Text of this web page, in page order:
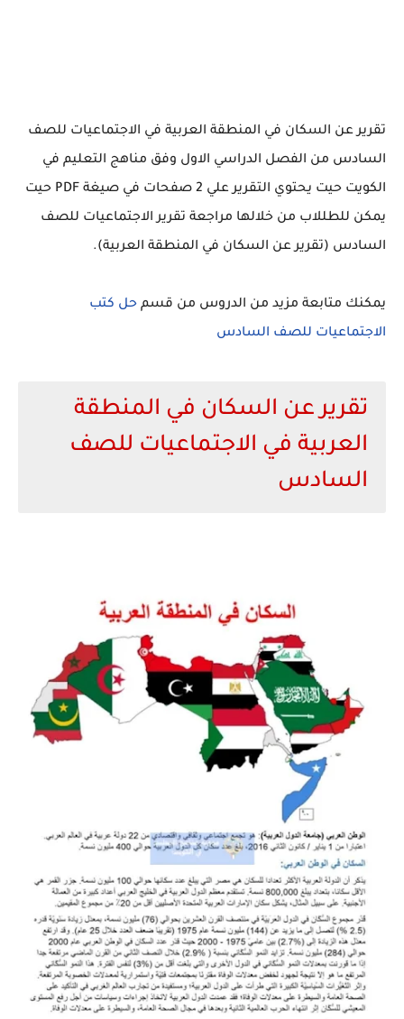
تقرير عن السكان في المنطقة العربية في الاجتماعيات للصف
السادس من الفصل الدراسي الاول وفق مناهج التعليم في
الكويت حيت يحتوي التقرير علي 2 صفحات في صيغة PDF حيت
يمكن للطللاب من خلالها مراجعة تقرير الاجتماعيات للصف
السادس (تقرير عن السكان في المنطقة العربية).
يمكنك متابعة مزيد من الدروس من قسم حل كتب
الاجتماعيات للصف السادس
تقرير عن السكان في المنطقة
العربية في الاجتماعيات للصف
السادس